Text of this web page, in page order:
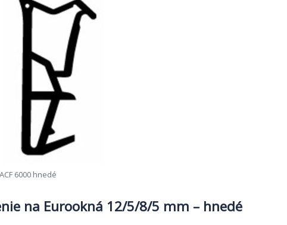
ACF 6000 hnedé
na Eurookná 12/5/8/5 mm – hnedé